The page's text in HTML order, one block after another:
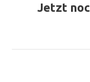
Jetzt